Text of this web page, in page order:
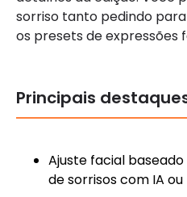
sorriso tanto pedindo
os presets de expressões
Principais
Ajuste facial
de sorrisos com IA